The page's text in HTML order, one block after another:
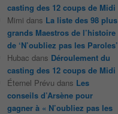
casting des 12 coups de Midi
Mimi dans La liste des 98 plus
grands Maestros de l’histoire
de ‘N’oubliez pas les Paroles’
Hubac dans Déroulement du
casting des 12 coups de Midi
Éternel Prévu dans Les
conseils d’Arsène pour
gagner à « N’oubliez pas les